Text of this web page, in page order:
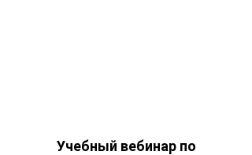
Учебный вебинар по